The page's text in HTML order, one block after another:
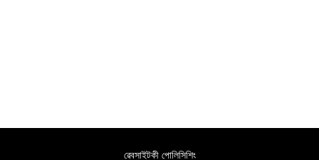
ৱেবসাইটকী পোলিসিশিং